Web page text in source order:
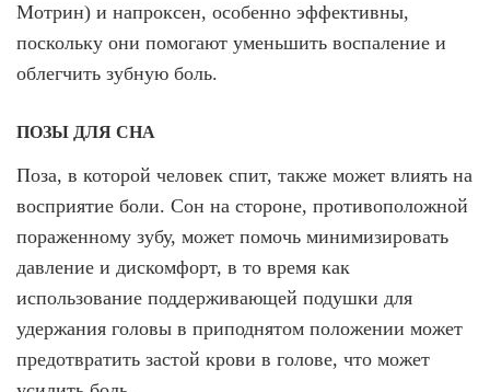
Мотрин) и напроксен, особенно эффективны,
поскольку они помогают уменьшить воспаление и
облегчить зубную боль.
ПОЗЫ ДЛЯ СНА
Поза, в которой человек спит, также может влиять на
восприятие боли. Сон на стороне, противоположной
пораженному зубу, может помочь минимизировать
давление и дискомфорт, в то время как
использование поддерживающей подушки для
удержания головы в приподнятом положении может
предотвратить застой крови в голове, что может